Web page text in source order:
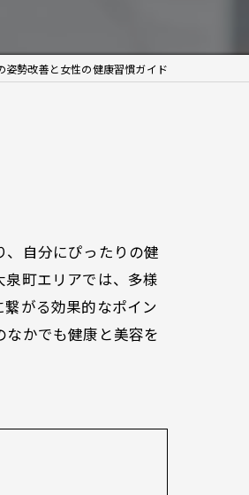
勢改善と女性の健康習慣ガイド
自分にぴったりの健
町エリアでは、多様
がる効果的なポイン
かでも健康と美容を